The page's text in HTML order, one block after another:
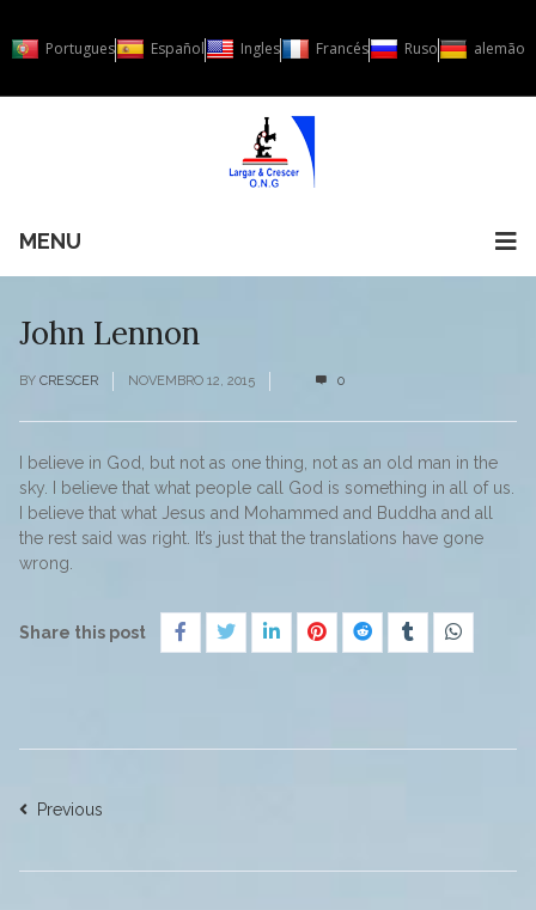
Portugues Español Ingles Francés Ruso alemão
MENU
John Lennon
BY CRESCER NOVEMBRO 12, 2015 0
I believe in God, but not as one thing, not as an old man in the
sky. I believe that what people call God is something in all of us.
I believe that what Jesus and Mohammed and Buddha and all
the rest said was right. It’s just that the translations have gone
wrong.
Share this post
Previous